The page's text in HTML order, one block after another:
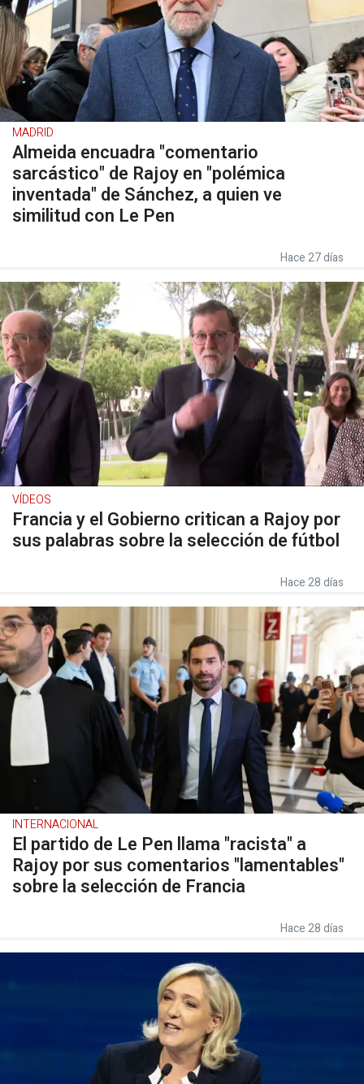
MADRID
Almeida encuadra "comentario
sarcástico" de Rajoy en "polémica
inventada" de Sánchez, a quien ve
similitud con Le Pen
Hace 27 días
VÍDEOS
Francia y el Gobierno critican a Rajoy por
sus palabras sobre la selección de fútbol
Hace 28 días
INTERNACIONAL
El partido de Le Pen llama "racista" a
Rajoy por sus comentarios "lamentables"
sobre la selección de Francia
Hace 28 días